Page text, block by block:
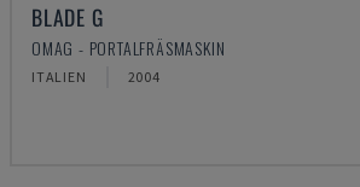
BLADE G
OMAG - PORTALFRÄSMASKIN
ITALIEN 2004